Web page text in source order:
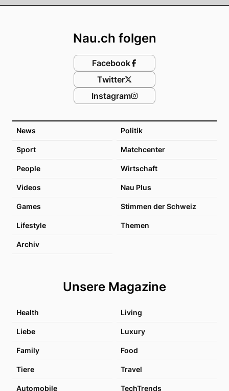
News Politik
Sport Matchcenter
People Wirtschaft
Videos Nau Plus
Games Stimmen der Schweiz
Lifestyle Themen
Archiv
Unsere Magazine
Health Living
Liebe Luxury
Family Food
Tiere Travel
Automobile TechTrends
Nau.ch folgen
Facebook
Twitter
Instagram